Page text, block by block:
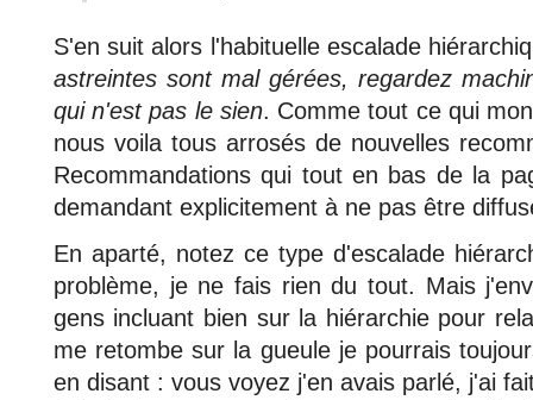
S'en suit alors l'habituelle escalade
astreintes sont mal gérées, regardez
qui n'est pas le sien. Comme tout ce qui
nous voila tous arrosés de nouvelles
Recommandations qui tout en bas de la
demandant explicitement à ne pas être
En aparté, notez ce type d'escalade
problème, je ne fais rien du tout. Mais
gens incluant bien sur la hiérarchie pour
me retombe sur la gueule je pourrais
en disant : vous voyez j'en avais parlé, j'ai